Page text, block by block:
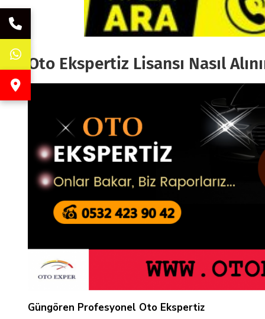
Oto Ekspertiz Lisansı Nasıl
Güngören Profesyonel Oto Ekspertiz